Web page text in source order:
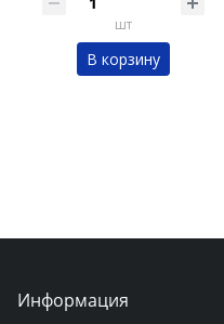
шт
В корзину
Информация